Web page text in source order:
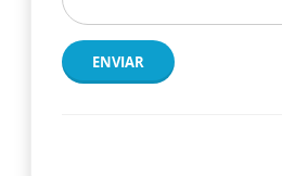
ENVIAR